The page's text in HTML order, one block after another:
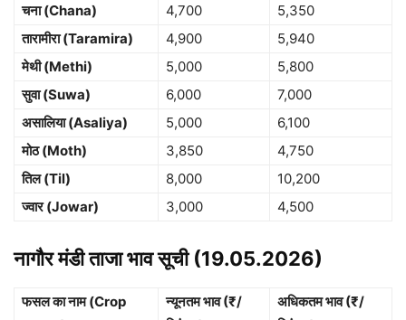
चना (Chana)
4,700
5,350
तारामीरा (Taramira)
4,900
5,940
मेथी (Methi)
5,000
5,800
सुवा (Suwa)
6,000
7,000
असालिया (Asaliya)
5,000
6,100
मोठ (Moth)
3,850
4,750
तिल (Til)
8,000
10,200
ज्वार (Jowar)
3,000 4,500
नागौर मंडी ताजा भाव सूची (19.05.2026)
फसल का नाम (Crop
न्यूनतम भाव (₹/
अधिकतम भाव (₹/